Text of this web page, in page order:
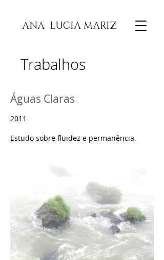
ANA LUCIA MARIZ
Trabalhos
Águas Claras
2011
Estudo sobre fluidez e permanência.